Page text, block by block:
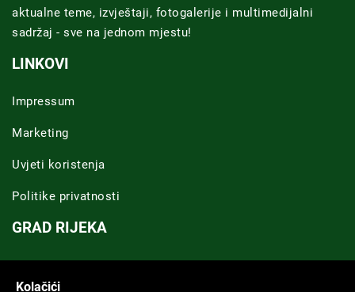
aktualne teme, izvještaji, fotogalerije i multimedijalni
sadržaj - sve na jednom mjestu!
LINKOVI
Impressum
Marketing
Uvjeti koristenja
Politike privatnosti
GRAD RIJEKA
Kolačići